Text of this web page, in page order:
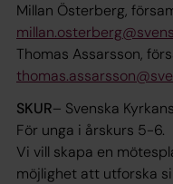
Millan Österberg,
Thomas Assarsson,
SKUR– Svenska
För unga i årskurs 5-6.
Vi vill skapa en
möjlighet att utforska